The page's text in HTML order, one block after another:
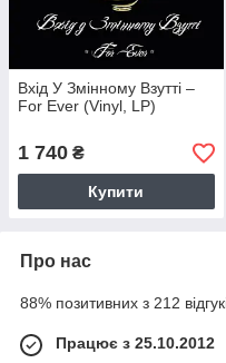
Вхід У Змінному Взутті –
For Ever (Vinyl, LP)
1 740 ₴
Купити
Про нас
88% позитивних з 212
Працює з 25.10.2012